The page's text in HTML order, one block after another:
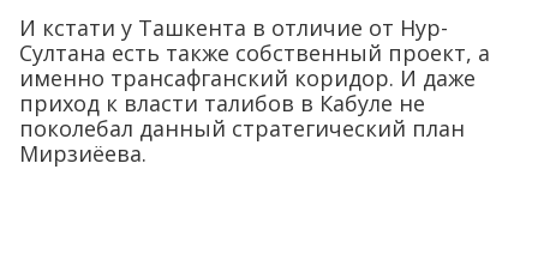
И кстати у Ташкента в отличие от Нур-
Султана есть также собственный проект, а
именно трансафганский коридор. И даже
приход к власти талибов в Кабуле не
поколебал данный стратегический план
Мирзиёева.